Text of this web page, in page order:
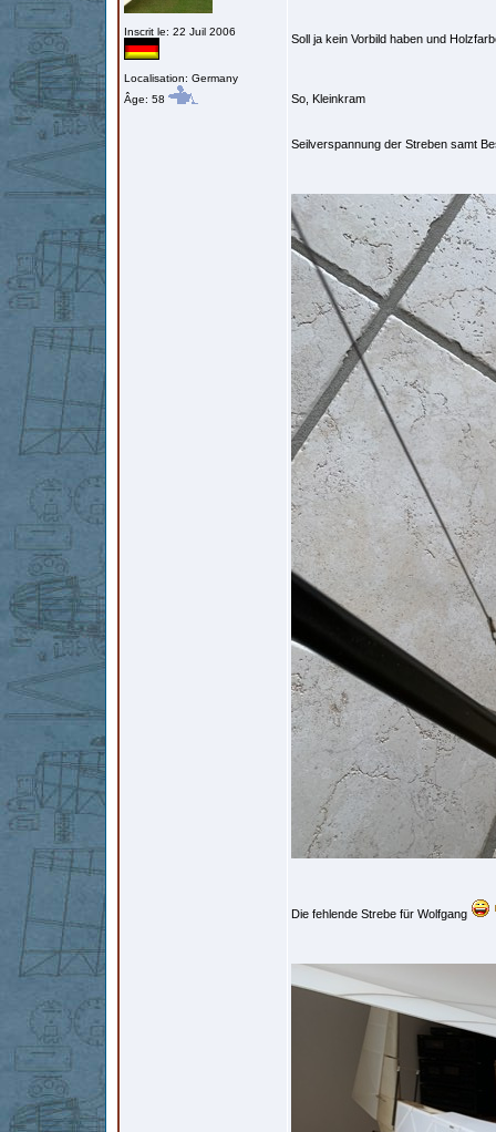
Inscrit le: 22 Juil 2006
Localisation: Germany
Âge: 58
Soll ja kein Vorbild haben und
So, Kleinkram
Seilverspannung der Streben samt
Die fehlende Strebe für Wolfgang